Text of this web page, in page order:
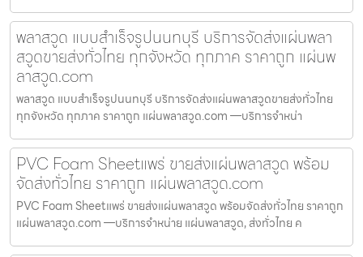
พลาสวูด แบบสำเร็จรูปนนทบุรี บริการจัดส่งแผ่นพลา
สวูดขายส่งทั่วไทย ทุกจังหวัด ทุกภาค ราคาถูก แผ่นพ
ลาสวูด.com
พลาสวูด แบบสำเร็จรูปนนทบุรี บริการจัดส่งแผ่นพลาสวูดขายส่งทั่วไทย
ทุกจังหวัด ทุกภาค ราคาถูก แผ่นพลาสวูด.com —บริการจำหน่า
PVC Foam Sheetแพร่ ขายส่งแผ่นพลาสวูด พร้อม
จัดส่งทั่วไทย ราคาถูก แผ่นพลาสวูด.com
PVC Foam Sheetแพร่ ขายส่งแผ่นพลาสวูด พร้อมจัดส่งทั่วไทย ราคาถูก
แผ่นพลาสวูด.com —บริการจำหน่าย แผ่นพลาสวูด, ส่งทั่วไทย ค